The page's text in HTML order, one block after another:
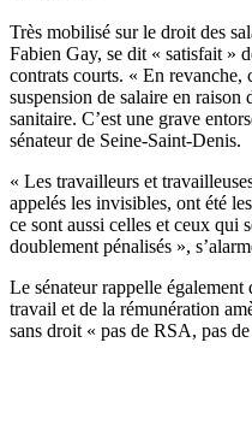
Très mobilisé sur le droit des
Fabien Gay, se dit « satisfait »
contrats courts. « En revanche,
suspension de salaire en raison
sanitaire. C’est une grave
sénateur de Seine-Saint-Denis.
« Les travailleurs et
appelés les invisibles, ont été
ce sont aussi celles et ceux qui
doublement pénalisés »,
Le sénateur rappelle
travail et de la rémunération
sans droit « pas de RSA, pas